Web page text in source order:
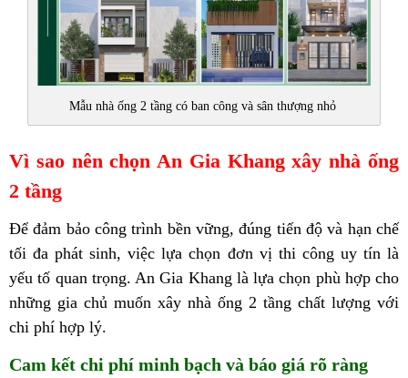
Mẫu nhà ống 2 tầng có ban công và sân thượng nhỏ
Vì sao nên chọn An Gia Khang xây nhà ống
2 tầng
Để đảm bảo công trình bền vững, đúng tiến độ và hạn chế
tối đa phát sinh, việc lựa chọn đơn vị thi công uy tín là
yếu tố quan trọng. An Gia Khang là lựa chọn phù hợp cho
những gia chủ muốn xây nhà ống 2 tầng chất lượng với
chi phí hợp lý.
Cam kết chi phí minh bạch và báo giá rõ ràng